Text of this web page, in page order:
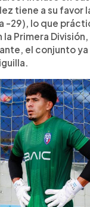
tiene a su favor
-29), lo que
Primera
el conjunto